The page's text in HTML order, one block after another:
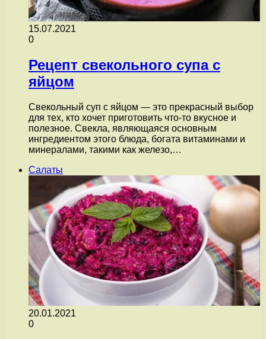
15.07.2021
0
Рецепт свекольного супа с
яйцом
Свекольный суп с яйцом — это прекрасный выбор
для тех, кто хочет приготовить что-то вкусное и
полезное. Свекла, являющаяся основным
ингредиентом этого блюда, богата витаминами и
минералами, такими как железо,…
Салаты
20.01.2021
0